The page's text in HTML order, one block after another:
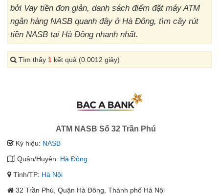
bởi Vay tiền đơn giản, danh sách điểm đặt máy ATM
ngân hàng NASB quanh đây ở Hà Đông, tìm cây rút
tiền NASB tại Hà Đông nhanh nhất.
Tìm thấy 1 kết quả (0.0012 giây)
ATM NASB Số 32 Trần Phú
Ký hiệu: NASB
Quận/Huyện: Hà Đông
Tỉnh/TP: Hà Nội
32 Trần Phú, Quận Hà Đông, Thành phố Hà Nội